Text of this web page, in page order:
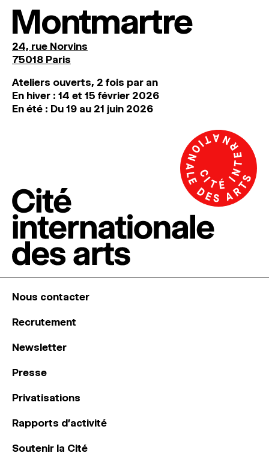
Montmartre
24, rue Norvins
75018 Paris
Ateliers ouverts, 2 fois par an
En hiver : 14 et 15 février 2026
En été : Du 19 au 21 juin 2026
Nous contacter
Recrutement
Newsletter
Presse
Privatisations
Rapports d’activité
Soutenir la Cité